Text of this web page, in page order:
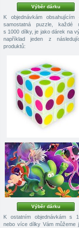
Výběr dárku
K objednávkám obsahujícím
samostatná puzzle, každé
s 1000 dílky, je jako dárek na
například jeden z
produktů:
Výběr dárku
K ostatním objednávkám s
nebo více dílky Vám můžeme